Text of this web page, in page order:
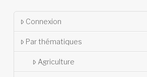
Connexion
Par thématiques
Agriculture